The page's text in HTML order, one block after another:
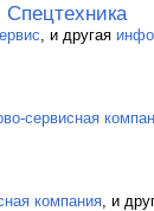
, и другая
сервисная
компания , и